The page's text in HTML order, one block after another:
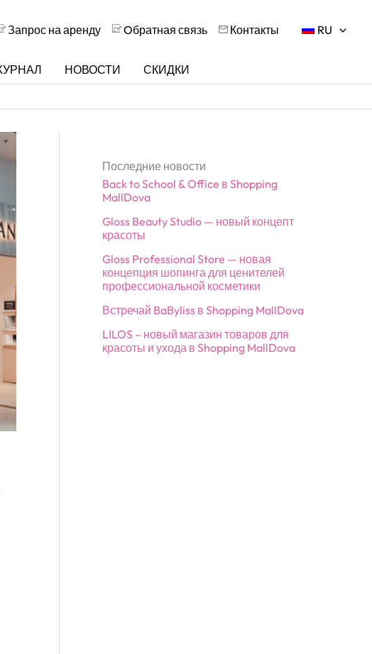
Запрос на аренду Oбратная связь Контакты RU
НОВОСТИ СКИДКИ
Последние новости
Back to School & Office в Shopping
MallDova
Gloss Beauty Studio — новый концепт
красоты
Gloss Professional Store — новая
концепция шопинга для ценителей
профессиональной косметики
Встречай BaByliss в Shopping MallDova
LILOS – новый магазин товаров для
красоты и ухода в Shopping MallDova